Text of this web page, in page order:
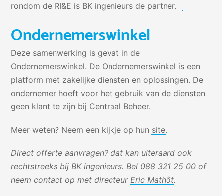
rondom de RI&E is BK ingenieurs de partner.
Ondernemerswinkel
Deze samenwerking is gevat in de
Ondernemerswinkel. De Ondernemerswinkel is een
platform met zakelijke diensten en oplossingen. De
ondernemer hoeft voor het gebruik van de diensten
geen klant te zijn bij Centraal Beheer.
Meer weten? Neem een kijkje op hun site.
Direct offerte aanvragen? dat kan uiteraard ook
rechtstreeks bij BK ingenieurs. Bel 088 321 25 00 of
neem contact op met directeur Eric Mathôt.